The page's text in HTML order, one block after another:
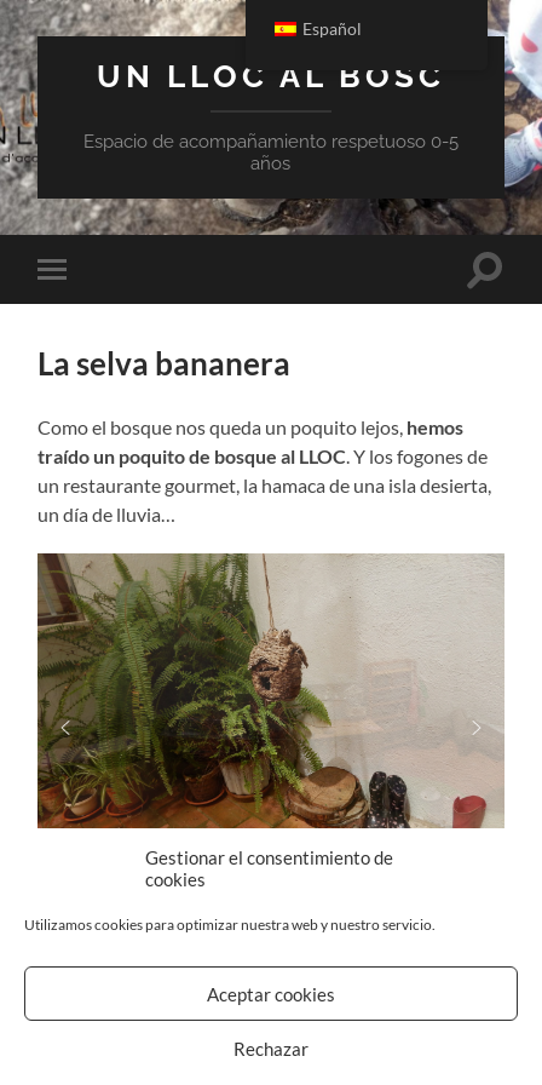
Gestionar el consentimiento de
cookies
Utilizamos cookies para optimizar nuestra web y nuestro servicio.
Aceptar cookies
Rechazar
UN LLOC AL BOSC
Espacio de acompañamiento respetuoso 0-5
años
Act/des
menú
Act/
La selva bananera
Como el bosque nos queda un poquito lejos, hemos
traído un poquito de bosque al LLOC . Y los fogones de
un restaurante gourmet, la hamaca de una isla desierta,
un día de lluvia…
Español